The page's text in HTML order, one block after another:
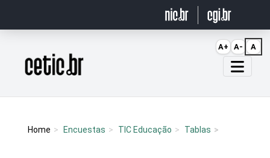
Página inicial
Home Encuestas TIC Educação Tablas
A+ A- A